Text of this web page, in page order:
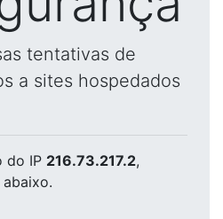
tentativas de
a sites hospedados
do IP 216.73.217.2,